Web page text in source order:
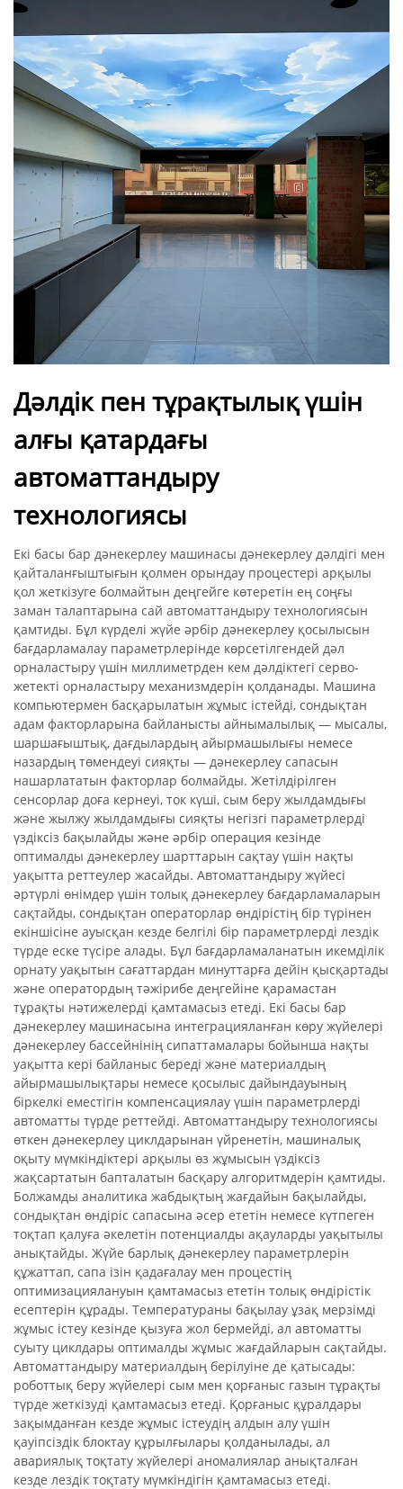
Дәлдік пен тұрақтылық үшін
алғы қатардағы
автоматтандыру
технологиясы
Екі басы бар дәнекерлеу машинасы дәнекерлеу дәлдігі мен
қайталанғыштығын қолмен орындау процестері арқылы
қол жеткізуге болмайтын деңгейге көтеретін ең соңғы
заман талаптарына сай автоматтандыру технологиясын
қамтиды. Бұл күрделі жүйе әрбір дәнекерлеу қосылысын
бағдарламалау параметрлерінде көрсетілгендей дәл
орналастыру үшін миллиметрден кем дәлдіктегі серво-
жетекті орналастыру механизмдерін қолданады. Машина
компьютермен басқарылатын жұмыс істейді, сондықтан
адам факторларына байланысты айнымалылық — мысалы,
шаршағыштық, дағдылардың айырмашылығы немесе
назардың төмендеуі сияқты — дәнекерлеу сапасын
нашарлататын факторлар болмайды. Жетілдірілген
сенсорлар доға кернеуі, ток күші, сым беру жылдамдығы
және жылжу жылдамдығы сияқты негізгі параметрлерді
үздіксіз бақылайды және әрбір операция кезінде
оптималды дәнекерлеу шарттарын сақтау үшін нақты
уақытта реттеулер жасайды. Автоматтандыру жүйесі
әртүрлі өнімдер үшін толық дәнекерлеу бағдарламаларын
сақтайды, сондықтан операторлар өндірістің бір түрінен
екіншісіне ауысқан кезде белгілі бір параметрлерді лездік
түрде еске түсіре алады. Бұл бағдарламаланатын икемділік
орнату уақытын сағаттардан минуттарға дейін қысқартады
және оператордың тәжірибе деңгейіне қарамастан
тұрақты нәтижелерді қамтамасыз етеді. Екі басы бар
дәнекерлеу машинасына интеграцияланған көру жүйелері
дәнекерлеу бассейнінің сипаттамалары бойынша нақты
уақытта кері байланыс береді және материалдың
айырмашылықтары немесе қосылыс дайындауының
біркелкі еместігін компенсациялау үшін параметрлерді
автоматты түрде реттейді. Автоматтандыру технологиясы
өткен дәнекерлеу циклдарынан үйренетін, машиналық
оқыту мүмкіндіктері арқылы өз жұмысын үздіксіз
жақсартатын бапталатын басқару алгоритмдерін қамтиды.
Болжамды аналитика жабдықтың жағдайын бақылайды,
сондықтан өндіріс сапасына әсер ететін немесе күтпеген
тоқтап қалуға әкелетін потенциалды ақауларды уақытылы
анықтайды. Жүйе барлық дәнекерлеу параметрлерін
құжаттап, сапа ізін қадағалау мен процестің
оптимизациялануын қамтамасыз ететін толық өндірістік
есептерін құрады. Температураны бақылау ұзақ мерзімді
жұмыс істеу кезінде қызуға жол бермейді, ал автоматты
суыту циклдары оптималды жұмыс жағдайларын сақтайды.
Автоматтандыру материалдың берілуіне де қатысады:
роботтық беру жүйелері сым мен қорғаныс газын тұрақты
түрде жеткізуді қамтамасыз етеді. Қорғаныс құралдары
зақымданған кезде жұмыс істеудің алдын алу үшін
қауіпсіздік блоктау құрылғылары қолданылады, ал
авариялық тоқтату жүйелері аномалиялар анықталған
кезде лездік тоқтату мүмкіндігін қамтамасыз етеді.